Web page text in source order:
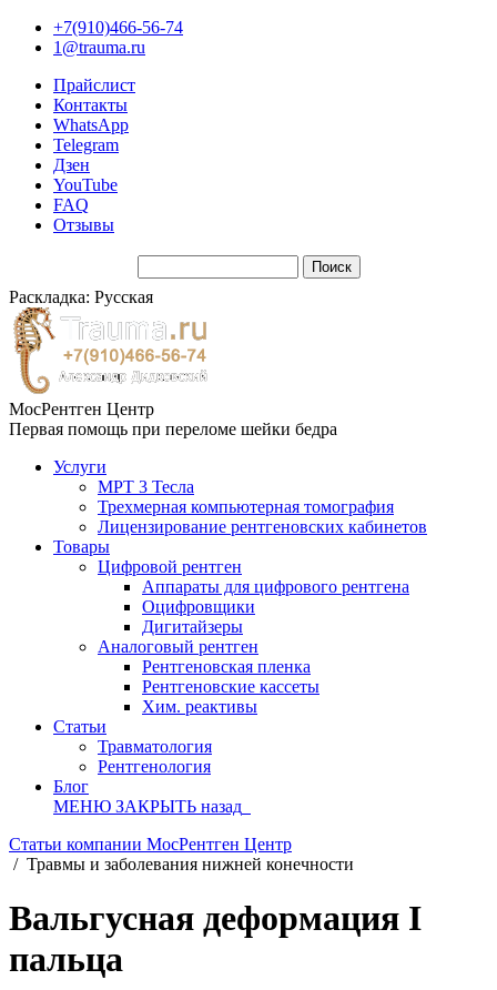
+7(910)466-56-74
1@trauma.ru
Прайслист
Контакты
WhatsApp
Telegram
Дзен
YouTube
FAQ
Отзывы
Раскладка: Русская
МосРентген Центр
Первая помощь при переломе шейки бедра
Услуги
МРТ 3 Тесла
Трехмерная компьютерная томография
Лицензирование рентгеновских кабинетов
Товары
Цифровой рентген
Аппараты для цифрового рентгена
Оцифровщики
Дигитайзеры
Аналоговый рентген
Рентгеновская пленка
Рентгеновские кассеты
Хим. реактивы
Статьи
Травматология
Рентгенология
Блог
МЕНЮ ЗАКРЫТЬ назад
Статьи компании МосРентген Центр
/ Травмы и заболевания нижней конечности
Вальгусная деформация I
пальца